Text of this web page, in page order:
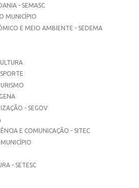
- SEMASC
MUNICÍPIO
E MEIO AMBIENTE - SEDEMA
- SEGOV
E COMUNICAÇÃO - SITEC
- SETESC